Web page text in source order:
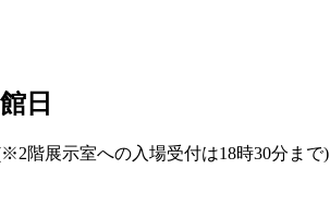
日
階展示室への入場受付は18時30分まで)